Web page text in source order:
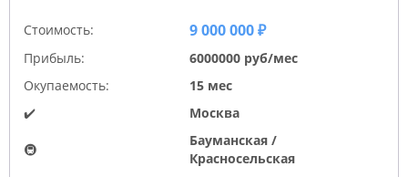
Стоимость: 9 000 000 ₽
Прибыль:
6000000 руб/мес
Окупаемость:
15 мес
✔️
Москва
🚇
Бауманская /
Красносельская